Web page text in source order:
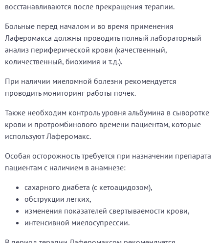
восстанавливаются после прекращения терапии.
Больные перед началом и во время применения
Лаферомакса должны проводить полный лабораторный
анализ периферической крови (качественный,
количественный, биохимия и т.д.).
При наличии миеломной болезни рекомендуется
проводить мониторинг работы почек.
Также необходим контроль уровня альбумина в сыворотке
крови и протромбинового времени пациентам, которые
используют Лаферомакс.
Особая осторожность требуется при назначении препарата
пациентам с наличием в анамнезе:
сахарного диабета (с кетоацидозом),
обструкции легких,
изменения показателей свертываемости крови,
интенсивной миелосупрессии.